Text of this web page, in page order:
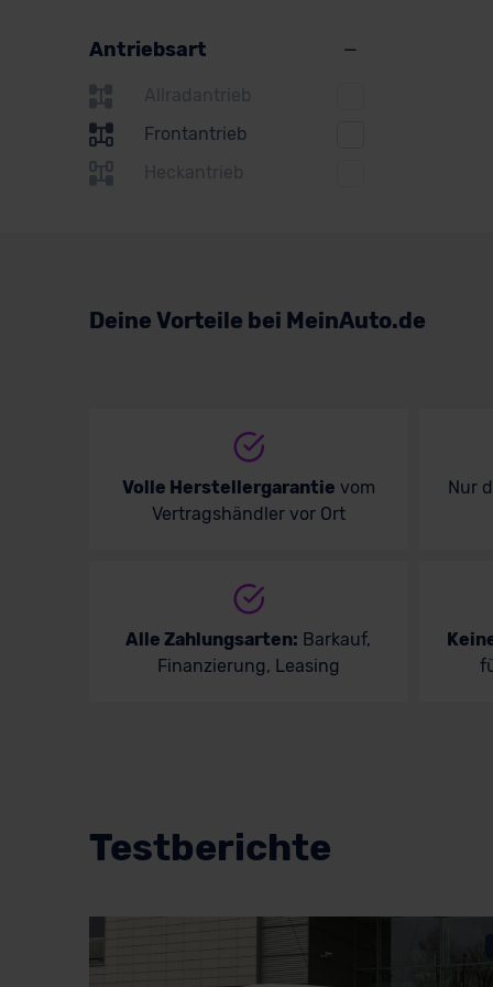
Antriebsart
Allradantrieb
Frontantrieb
Heckantrieb
Deine Vorteile bei MeinAuto.de
Volle Herstellergarantie vom
Vertragshändler vor Ort
Nur
Alle Zahlungsarten: Barkauf,
Finanzierung, Leasing
Testberichte